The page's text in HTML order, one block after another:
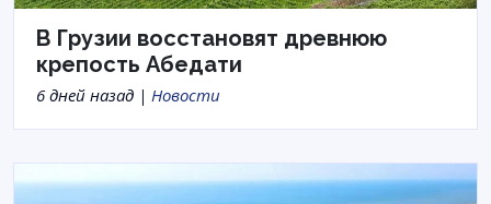
В Грузии восстановят древнюю
крепость Абедати
6 дней назад | Новости